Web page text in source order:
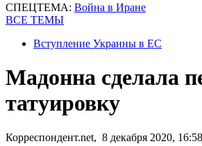
СПЕЦТЕМА: Война в Иране
ВСЕ ТЕМЫ
Вступление Украины в ЕС
Мадонна сделала
татуировку
Корреспондент.net, 8 декабря 2020, 16:58